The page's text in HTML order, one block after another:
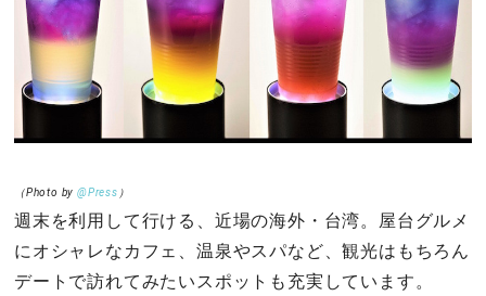
その他
ドキドキ
特集
占い・診断
（Photo by @Press ）
週末を利用して行ける、近場の海外・台湾。屋台グルメ
にオシャレなカフェ、温泉やスパなど、観光はもちろん
デートで訪れてみたいスポットも充実しています。